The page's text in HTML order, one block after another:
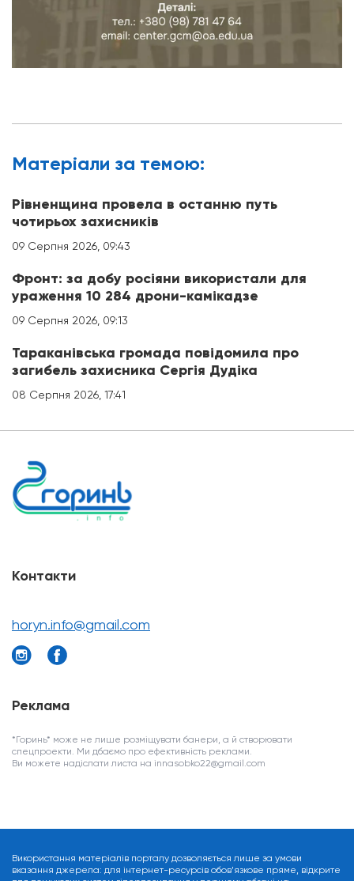
Матерiали за темою:
Рівненщина провела в останню путь
чотирьох захисників
09 Серпня 2026, 09:43
Фронт: за добу росіяни використали для
ураження 10 284 дрони-камікадзе
09 Серпня 2026, 09:13
Тараканівська громада повідомила про
загибель захисника Сергія Дудіка
08 Серпня 2026, 17:41
Контакти
horyn.info@gmail.com
Реклама
*Горинь* може не лише розміщувати банери, а й створювати
спецпроекти. Ми дбаємо про ефективність реклами.
Ви можете надіслати листа на innasobko22@gmail.com
Використання матеріалів порталу дозволяється лише за умови
вказання джерела: для інтернет-ресурсів обов’язкове пряме, відкрите